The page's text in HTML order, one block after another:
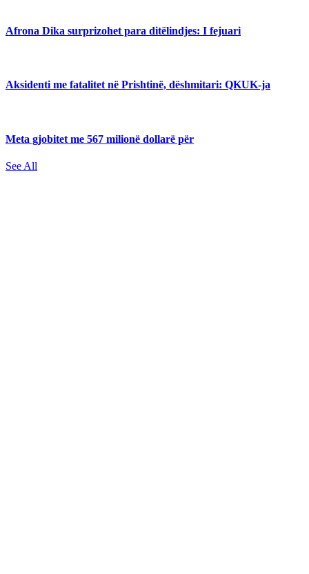
Afrona Dika surprizohet para ditëlindjes: I fejuari
Aksidenti me fatalitet në Prishtinë, dëshmitari: QKUK-ja
Meta gjobitet me 567 milionë dollarë për
See All